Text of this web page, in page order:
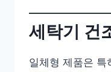
세탁기 건
일체형 제품은 특